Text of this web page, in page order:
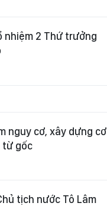
nhiệm 2 Thứ trưởng
nguy cơ, xây dựng cơ
từ gốc
tịch nước Tô Lâm